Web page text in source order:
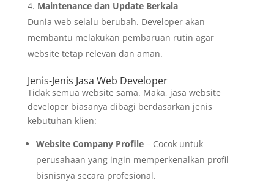
Maintenance dan Update Berkala
Dunia web selalu berubah. Developer akan
membantu melakukan pembaruan rutin agar
website tetap relevan dan aman.
Jenis-Jenis Jasa Web Developer
Tidak semua website sama. Maka, jasa website
developer biasanya dibagi berdasarkan jenis
kebutuhan klien:
Website Company Profile– Cocok untuk
perusahaan yang ingin memperkenalkan profil
bisnisnya secara profesional.